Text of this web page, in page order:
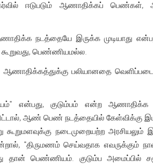
ஈடுபடும் ஆணாதிக்கப்
நடத்தையே இருக்க முடியாது
பெண்ணியமல்ல.
பலியானதை
என்பது, குடும்பம் என்ற ஆணாதிக்க
ஆண் பெண் நடத்தையில் கேள்விக்கு
நடைமுறையற்ற அரசியலும்
"திருமணம் செய்வதாக எவருக்கும்
தான் பெண்ணியம். குடும்ப அமைப்பில்